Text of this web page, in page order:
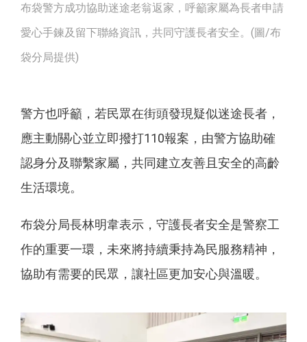
布袋警方成功協助迷途老翁返家，呼籲家屬為長者申請
愛心手鍊及留下聯絡資訊，共同守護長者安全。(圖/布
袋分局提供)
警方也呼籲，若民眾在街頭發現疑似迷途長者，
應主動關心並立即撥打110報案，由警方協助確
認身分及聯繫家屬，共同建立友善且安全的高齡
生活環境。
布袋分局長林明韋表示，守護長者安全是警察工
作的重要一環，未來將持續秉持為民服務精神，
協助有需要的民眾，讓社區更加安心與溫暖。